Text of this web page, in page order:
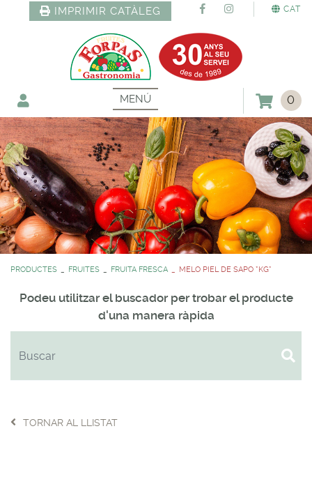
CAT
IMPRIMIR CATÀLEG
MENÚ 0
PRODUCTES FRUITES FRUITA FRESCA MELO PIEL DE SAPO *KG*
Podeu utilitzar el buscador per trobar el producte
d'una manera ràpida
TORNAR AL LLISTAT